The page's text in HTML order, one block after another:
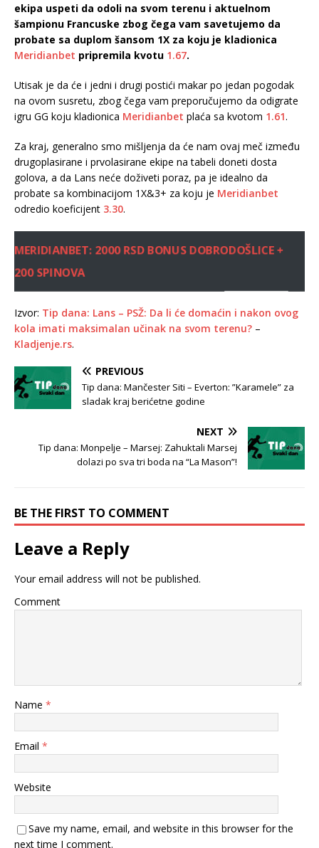
ekipa uspeti da odoli na svom terenu i aktuelnom
šampionu Francuske zbog čega vam savetujemo da
probate sa duplom šansom 1X za koju je kladionica
Meridianbet pripremila kvotu 1.67.
Utisak je da će i jedni i drugi postići makar po jedan pogodak
na ovom susretu, zbog čega vam preporučujemo da odigrate
igru GG koju kladionica Meridianbet plaća sa kvotom 1.61.
Za kraj, generalno smo mišljenja da će nam ovaj meč između
drugoplasirane i prvolasirane ekipe na tabeli doneti dosta
golova, a da Lans neće doživeti poraz, pa je idealno da
probate sa kombinacijom 1X&3+ za koju je Meridianbet
odredio koeficijent 3.30.
MERIDIANBET: 2000 RSD BONUS DOBRODOŠLICE +
200 SPINOVA
Izvor: Tip dana: Lans – PSŽ: Da li će domaćin i nakon ovog
kola imati maksimalan učinak na svom terenu? –
Kladjenje.rs.
PREVIOUS
Tip dana: Mančester Siti – Everton: ”Karamele” za
sladak kraj berićetne godine
NEXT
Tip dana: Monpelje – Marsej: Zahuktali Marsej
dolazi po sva tri boda na “La Mason”!
BE THE FIRST TO COMMENT
Leave a Reply
Your email address will not be published.
Comment
Name *
Email *
Website
Save my name, email, and website in this browser for the
next time I comment.